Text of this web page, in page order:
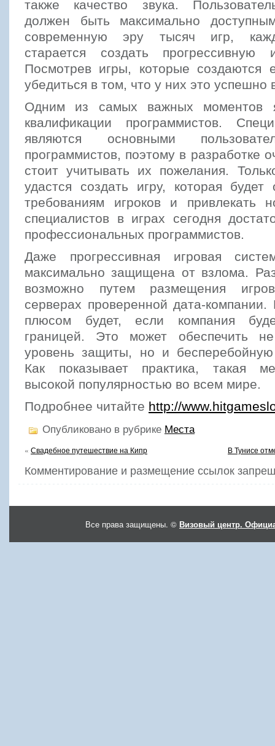
также качество звука.
должен быть максимально
современную эру тысяч игр,
старается создать прогрессивную
Посмотрев игры, которые создаются
убедиться в том, что у них это успешно
Одним из самых важных моментов
квалификации программистов.
являются основными
программистов, поэтому в разработке
стоит учитывать их пожелания.
удастся создать игру, которая будет
требованиям игроков и привлекать
специалистов в играх сегодня
профессиональных программистов.
Даже прогрессивная игровая
максимально защищена от взлома.
возможно путем размещения
серверах проверенной дата-
плюсом будет, если компания
границей. Это может обеспечить
уровень защиты, но и
Как показывает практика, такая
высокой популярностью во всем мире.
Подробнее читайте http://
Опубликовано в рубрике Места
« Свадебное путешествие на Кипр В Тунисе
Комментирование и размещение ссылок
Все права защищены. © Визовый центр.